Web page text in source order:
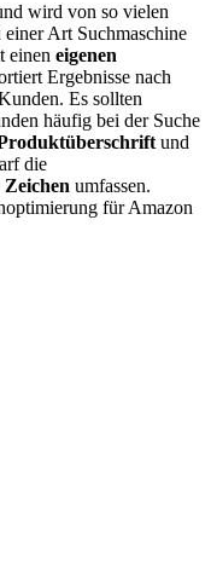
wird von so vielen
einer Art Suchmaschine
einen eigenen
Ergebnisse nach
Es sollten
häufig bei der Suche
und
die
Zeichen umfassen.
für Amazon